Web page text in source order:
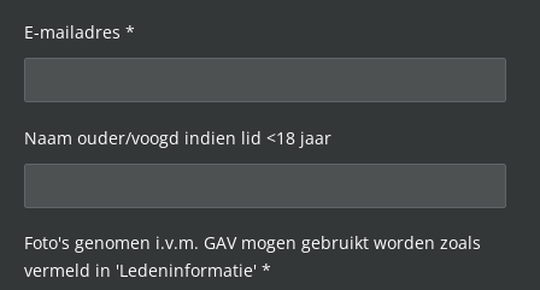
E-mailadres *
Naam ouder/voogd indien lid <18 jaar
Foto's genomen i.v.m. GAV mogen gebruikt worden zoals
vermeld in 'Ledeninformatie' *